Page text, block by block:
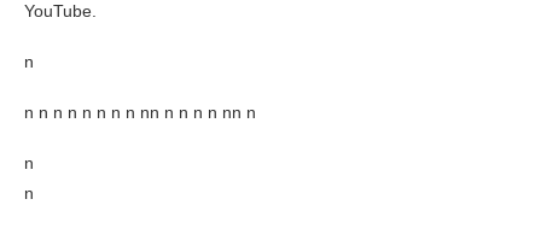
YouTube.
n
n n n n n n n n nn n n n n nn n
n
n